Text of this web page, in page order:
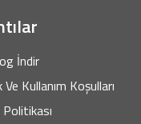
İndir
Ve Kullanım Koşulları